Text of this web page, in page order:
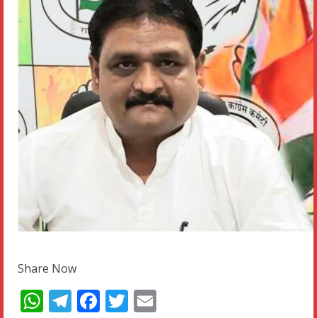
Share Now
WhatsApp
Telegram
Facebook
Twitter